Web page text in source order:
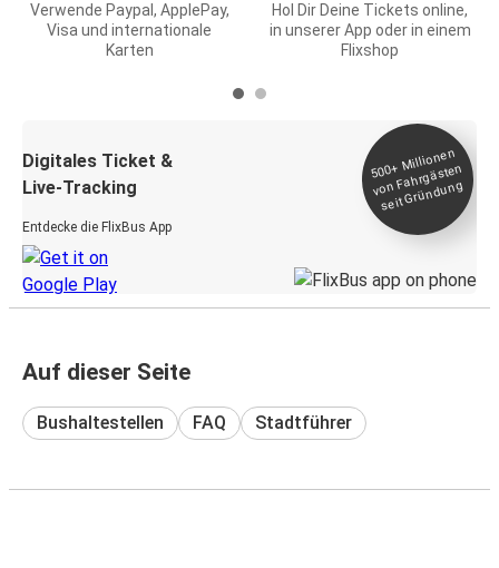
Verwende Paypal, ApplePay,
Visa und internationale
Karten
Hol Dir Deine Tickets online,
in unserer App oder in einem
Flixshop
Digitales Ticket &
Live-Tracking
Entdecke die FlixBus App
500+
Millionen
von Fahrgästen
seit
Gründung
Auf dieser Seite
Bushaltestellen FAQ Stadtführer